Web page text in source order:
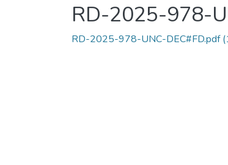
RD-2025-978-
RD-2025-978-UNC-DEC#FD.pdf